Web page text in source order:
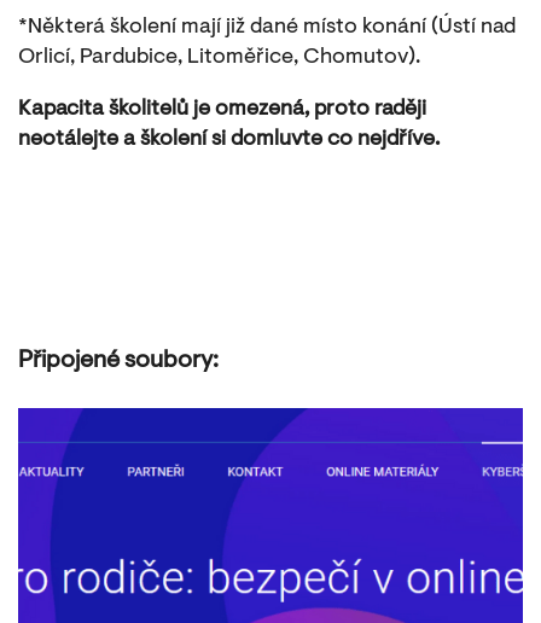
*Některá školení mají již dané místo konání (Ústí nad
Orlicí, Pardubice, Litoměřice, Chomutov).
Kapacita školitelů je omezená, proto raději
neotálejte a školení si domluvte co nejdříve.
Připojené soubory: